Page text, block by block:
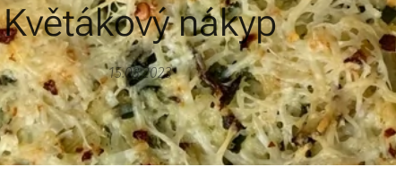
Květákový nákyp
15.03.2023